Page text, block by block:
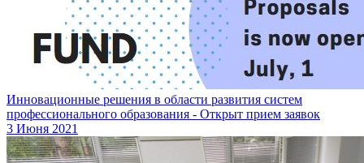
Инновационные решения в области развития систем
профессионального образования - Открыт прием заявок
3 Июня 2021